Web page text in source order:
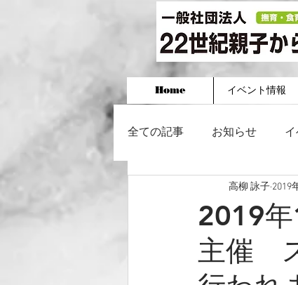
Home イベント情報
全ての記事 お知らせ
2019
主催
高柳 詠子 2019